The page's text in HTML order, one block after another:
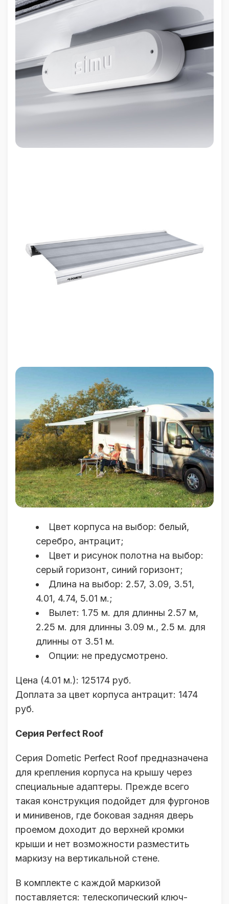
Цвет корпуса на выбор: белый,
серебро, антрацит;
Цвет и рисунок полотна на выбор:
серый горизонт, синий горизонт;
Длина на выбор: 2.57, 3.09, 3.51,
4.01, 4.74, 5.01 м.;
Вылет: 1.75 м. для длинны 2.57 м,
2.25 м. для длинны 3.09 м., 2.5 м. для
длинны от 3.51 м.
Опции: не предусмотрено.
Цена (4.01 м.): 125174 руб.
Доплата за цвет корпуса антрацит: 1474
руб.
Серия Perfect Roof
Серия Dometic Perfect Roof предназначена
для крепления корпуса на крышу через
специальные адаптеры. Прежде всего
такая конструкция подойдет для фургонов
и минивенов, где боковая задняя дверь
проемом доходит до верхней кромки
крыши и нет возможности разместить
маркизу на вертикальной стене.
В комплекте с каждой маркизой
поставляется: телескопический ключ-